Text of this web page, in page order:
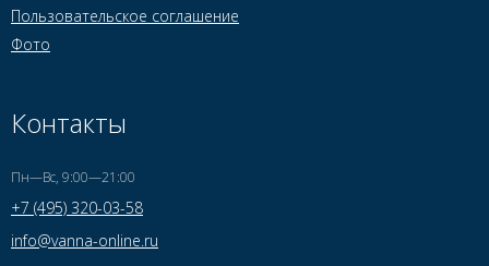
Пользовательское соглашение
Фото
Контакты
Пн—Вс, 9:00—21:00
+7 (495) 320-03-58
info@vanna-online.ru